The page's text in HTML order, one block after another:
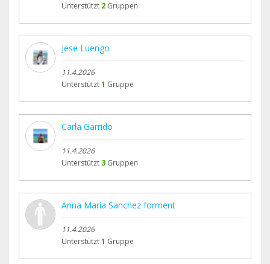
Unterstützt 2 Gruppen
Jese Luengo
11.4.2026
Unterstützt1 Gruppe
Carla Garrido
11.4.2026
Unterstützt 3 Gruppen
Anna Maria Sanchez forment
11.4.2026
Unterstützt1 Gruppe